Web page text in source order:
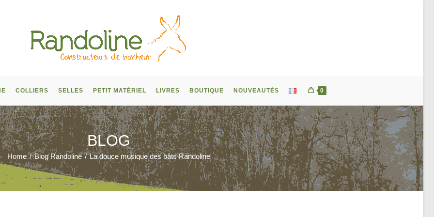
COLLIERS SELLES PETIT MATÉRIEL LIVRES BOUTIQUE NOUVEAUTÉS 0
BLOG
Home / Blog Randoline / La douce musique des bâts Randoline